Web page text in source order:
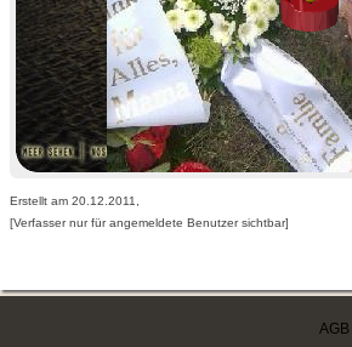
Erstellt am 20.12.2011,
[Verfasser nur für angemeldete Benutzer sichtbar]
AGB